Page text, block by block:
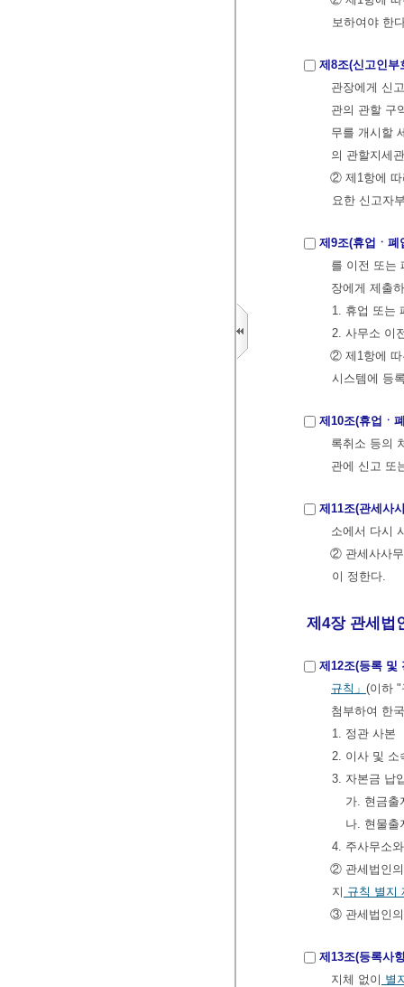
보하여야 한
제8조(신고인부
관장에게 신
관의 관할 구
무를 개시할
의 관할지세
② 제1항에 따
요한 신고자
제9조(휴업ㆍ폐
를 이전 또는
장에게 제출
1. 휴업 또는
2. 사무소 이
② 제1항에 따
시스템에 등
제10조(휴업ㆍ
록취소 등의
관에 신고 또
제11조(관세사
소에서 다시
② 관세사사무
이 정한다.
제4장 관세법
제12조(등록 및
규칙」 (이하 "
첨부하여 한
1. 정관 사본
2. 이사 및 소
3. 자본금 납
가. 현금
나. 현물출
4. 주사무소
② 관세법인의
지 규칙 별지
③ 관세법인
제13조(등록사
지체 없이 별